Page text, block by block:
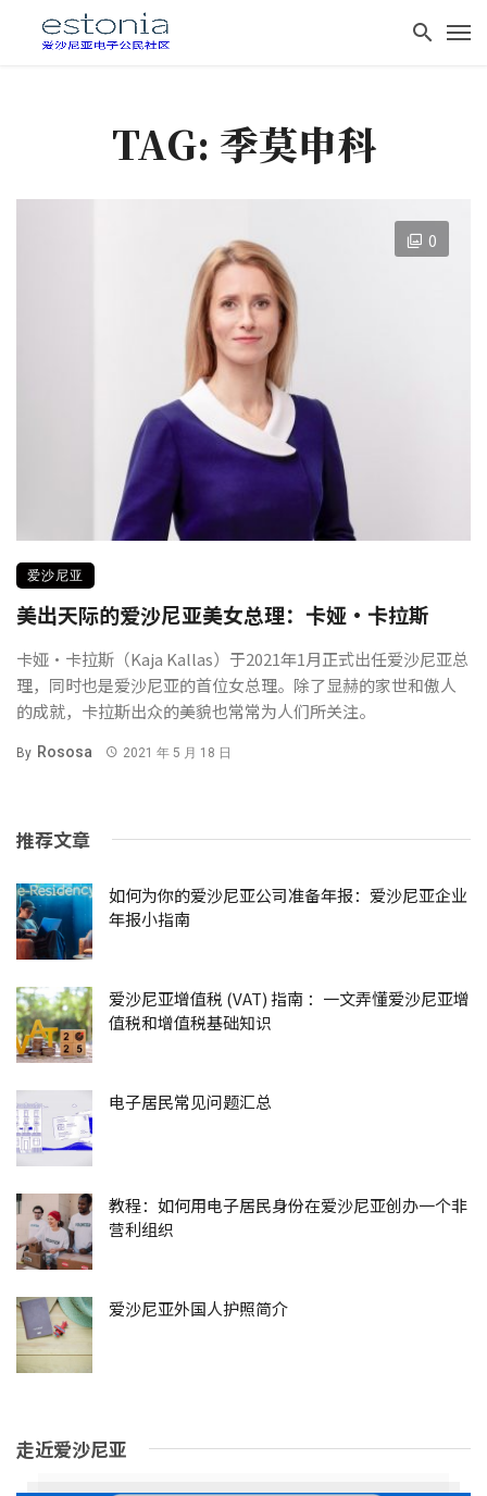
TAG: 季莫申科
0
爱沙尼亚
美出天际的爱沙尼亚美女总理：卡娅·卡拉斯
卡娅·卡拉斯（Kaja Kallas）于2021年1月正式出任爱沙尼亚总
理，同时也是爱沙尼亚的首位女总理。除了显赫的家世和傲人
的成就，卡拉斯出众的美貌也常常为人们所关注。
By Rososa 2021 年 5 月 18 日
推荐文章
如何为你的爱沙尼亚公司准备年报：爱沙尼亚企业
年报小指南
爱沙尼亚增值税 (VAT) 指南 ：一文弄懂爱沙尼亚增
值税和增值税基础知识
电子居民常见问题汇总
教程：如何用电子居民身份在爱沙尼亚创办一个非
营利组织
爱沙尼亚外国人护照简介
走近爱沙尼亚